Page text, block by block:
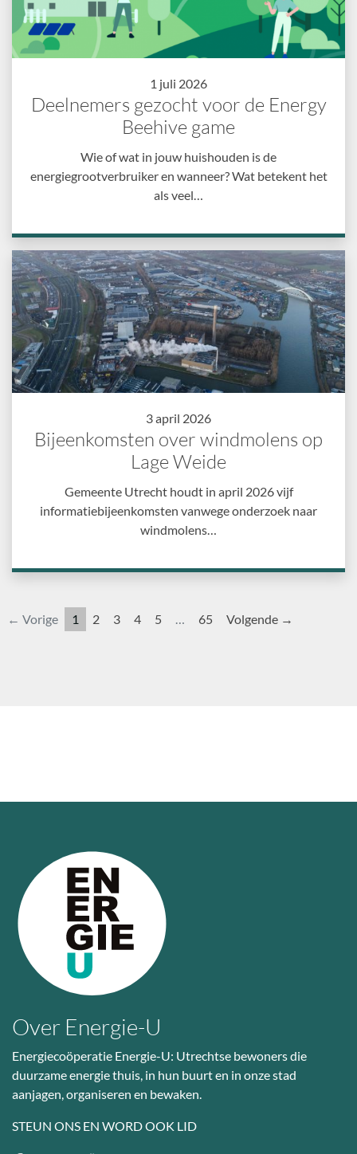
1 juli 2026
Deelnemers gezocht voor de Energy
Beehive game
Wie of wat in jouw huishouden is de
energiegrootverbruiker en wanneer? Wat betekent het
als veel…
3 april 2026
Bijeenkomsten over windmolens op
Lage Weide
Gemeente Utrecht houdt in april 2026 vijf
informatiebijeenkomsten vanwege onderzoek naar
windmolens…
← Vorige 1 2 3 4 5 … 65 Volgende →
Over Energie-U
Energiecoöperatie Energie-U: Utrechtse bewoners die
duurzame energie thuis, in hun buurt en in onze stad
aanjagen, organiseren en bewaken.
STEUN ONS EN WORD OOK LID